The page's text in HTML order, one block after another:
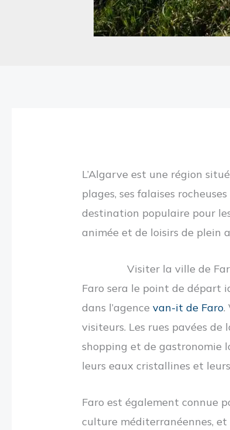
L’Algarve est une région
plages, ses falaises
destination populaire pour
animée et de loisirs de plein
Visiter la ville de
Faro sera le point de départ
dans l’agencevan-it de Faro.
visiteurs. Les rues pavées
shopping et de gastronomie
leurs eaux cristallines et
Faro est également connue
culture méditerranéennes,